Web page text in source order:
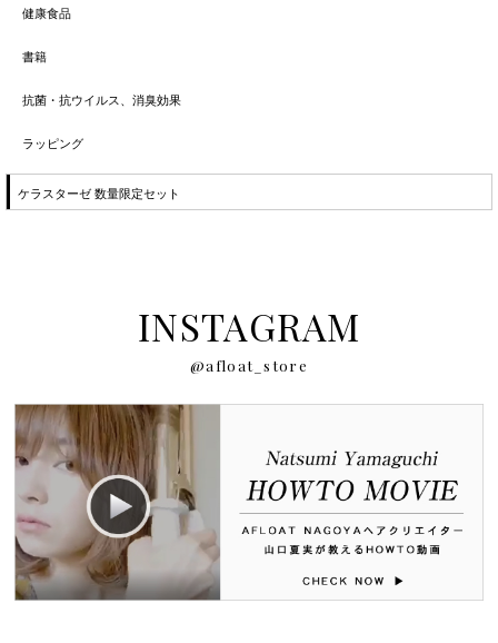
健康食品
書籍
抗菌・抗ウイルス、消臭効果
ラッピング
ケラスターゼ 数量限定セット
INSTAGRAM
@afloat_store